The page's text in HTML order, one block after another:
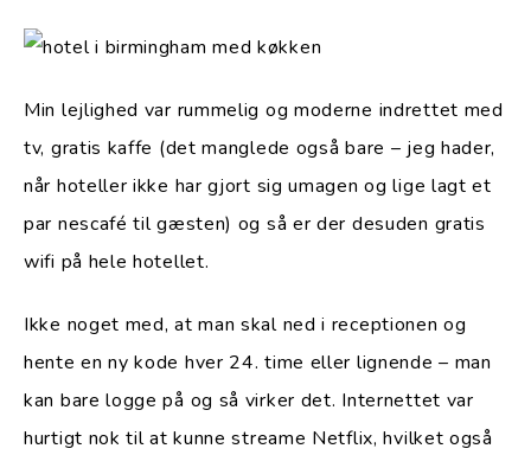
Min lejlighed var rummelig og moderne indrettet med
tv, gratis kaffe (det manglede også bare – jeg hader,
når hoteller ikke har gjort sig umagen og lige lagt et
par nescafé til gæsten) og så er der desuden gratis
wifi på hele hotellet.
Ikke noget med, at man skal ned i receptionen og
hente en ny kode hver 24. time eller lignende – man
kan bare logge på og så virker det. Internettet var
hurtigt nok til at kunne streame Netflix, hvilket også